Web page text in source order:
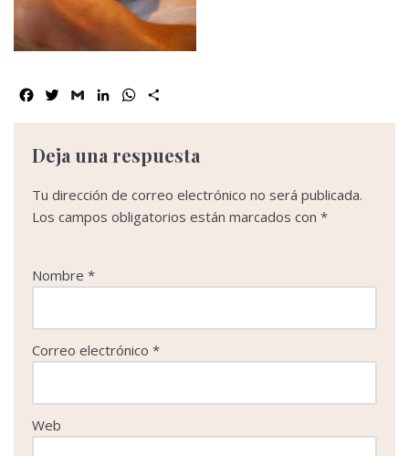
Facebook
TwitterGmailLinkedInWhatsApp
Deja una respuesta
Tu dirección de correo electrónico no será publicada.
Los campos obligatorios están marcados con *
Nombre *
Correo electrónico *
Web